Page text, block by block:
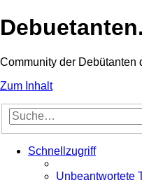
Community der Debütanten
Zum Inhalt
Schnellzugriff
Unbeantwortete